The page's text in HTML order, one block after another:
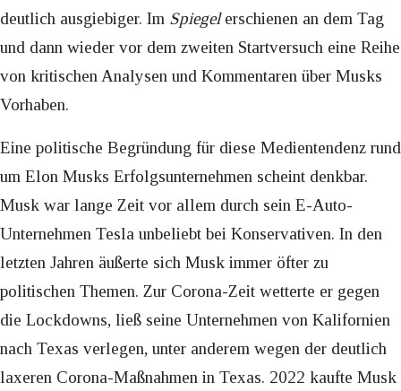
deutlich ausgiebiger. Im Spiegelerschienen an dem Tag
und dann wieder vor dem zweiten Startversuch eine Reihe
von kritischen Analysen und Kommentaren über Musks
Vorhaben.
Eine politische Begründung für diese Medientendenz rund
um Elon Musks Erfolgsunternehmen scheint denkbar.
Musk war lange Zeit vor allem durch sein E-Auto-
Unternehmen Tesla unbeliebt bei Konservativen. In den
letzten Jahren äußerte sich Musk immer öfter zu
politischen Themen. Zur Corona-Zeit wetterte er gegen
die Lockdowns, ließ seine Unternehmen von Kalifornien
nach Texas verlegen, unter anderem wegen der deutlich
laxeren Corona-Maßnahmen in Texas. 2022 kaufte Musk